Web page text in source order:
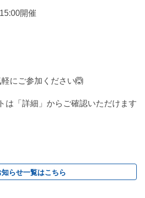
開催
にご参加ください🙆
は「詳細」からご確認いただけます
知らせ一覧はこちら